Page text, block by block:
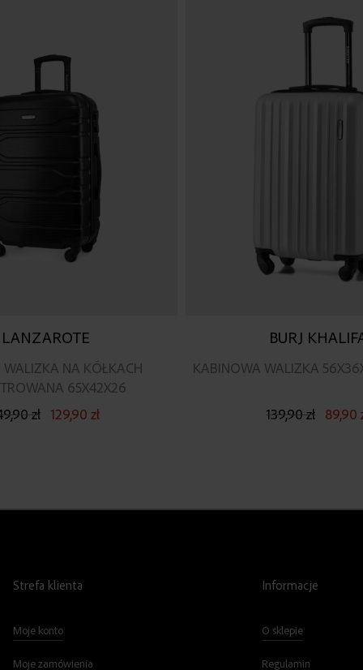
LANZAROTE
NA KÓŁKACH
65X42X26
129,90 zł
zł
BURJ
KABINOWA WALIZKA
89,90
139,90 zł
Strefa klienta
Moje konto
Moje zamówienia
Informacje
O sklepie
Regulamin